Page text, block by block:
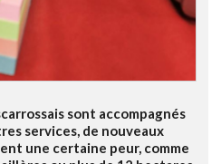
sont accompagnés
services, de nouveaux
une certaine peur, comme